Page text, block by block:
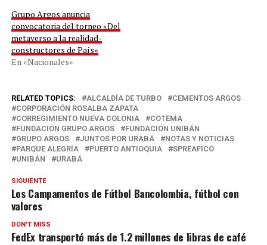
Grupo Argos anuncia
convocatoria del torneo «Del
metaverso a la realidad-
constructores de País»
En «Nacionales»
RELATED TOPICS: ALCALDÍA DE TURBO
CEMENTOS ARGOS
CORPORACIÓN ROSALBA ZAPATA
CORREGIMIENTO NUEVA COLONIA
COTEMA
FUNDACIÓN GRUPO ARGOS
FUNDACIÓN UNIBÁN
GRUPO ARGOS
JUNTOS POR URABÁ
NOTAS Y NOTICIAS
PARQUE ALEGRÍA
PUERTO ANTIOQUIA
SPREAFICO
UNIBÁN
URABÁ
SIGUIENTE
Los Campamentos de Fútbol Bancolombia, fútbol con
valores
DON'T MISS
FedEx transportó más de 1.2 millones de libras de café